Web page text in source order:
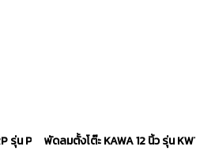
รุ่น PJ-WA165CC
พัดลมตั้งโต๊ะ KAWA 12 นิ้ว รุ่น KW12M1